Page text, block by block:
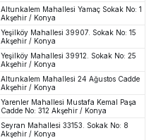
Altunkalem Mahallesi Yamaç Sokak No: 1
Akşehir / Konya
Yeşilköy Mahallesi 39907. Sokak No: 15
Akşehir / Konya
Yeşilköy Mahallesi 39912. Sokak No: 25
Akşehir / Konya
Altunkalem Mahallesi 24 Ağustos Cadde
Akşehir / Konya
Yarenler Mahallesi Mustafa Kemal Paşa
Cadde No: 312 Akşehir / Konya
Seyran Mahallesi 33153. Sokak No: 8
Akşehir / Konya